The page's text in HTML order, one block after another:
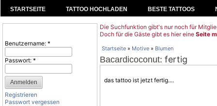
STARTSEITE TATTOO HOCHLADEN BESTE TATTOOS
Benutzername: *
Passwort: *
Registrieren
Passwort vergessen
Die Suchfunktion gibt's nur noch für
Doch für die Gäste gibt es hier eine Seite
Startseite » Motive » Blumen
Bacardicoconut: fertig
das tattoo ist jetzt fertig....